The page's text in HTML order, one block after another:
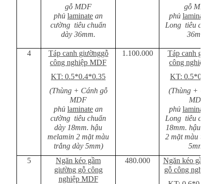
gỗ MDF
phủ laminate an
cường tiêu chuẩn
dày 36mm.
gỗ MDF
phủ laminate
Long tiêu
36mm.
4
Táp canh giườnggỗ
công nghiệp MDF
KT: 0.5*0.4*0.35
(Thùng + Cánh gỗ
MDF
phủ laminate an
cường tiêu chuẩn
dày 18mm. hậu
melamin 2 mặt màu
trắng dày 5mm)
1.100.000
Táp canh
công nghiệp
KT:
(Thùng +
MDF
phủ laminate
Long tiêu
18mm. hậu
2 mặt màu
5mm)
5
Ngăn kéo gầm
giường gỗ công
nghiệp MDF
480.000
Ngăn kéo gầm
gỗ công nghiệp